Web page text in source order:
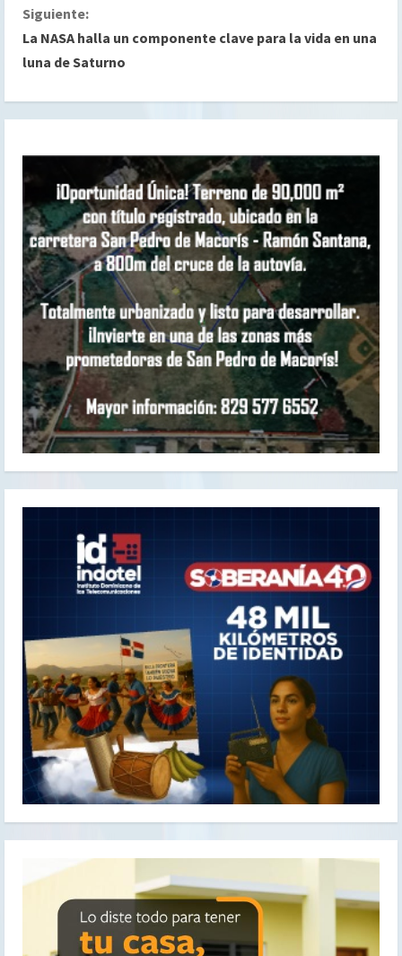
g
u
e
l
e
y
e
n
d
o
Siguiente:
La NASA halla un componente clave para la vida en una
luna de Saturno